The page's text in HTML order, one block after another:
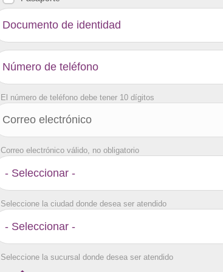
El número de teléfono debe tener 10 dígitos
Correo electrónico válido, no obligatorio
Seleccione la ciudad donde desea ser atendido
Seleccione la sucursal donde desea ser atendido